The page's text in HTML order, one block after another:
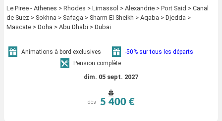
Le Piree - Athenes > Rhodes > Limassol > Alexandrie > Port Said > Canal
de Suez > Sokhna > Safaga > Sharm El Sheikh > Aqaba > Djedda >
Mascate > Doha > Abu Dhabi > Dubai
Animations à bord exclusives
-50% sur tous les départs
Pension complète
dim. 05 sept. 2027
dès 5 400 €